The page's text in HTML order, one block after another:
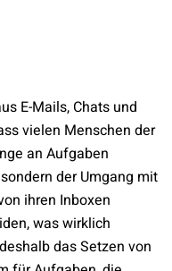
E-Mails, Chats und
vielen Menschen der
an Aufgaben
der Umgang mit
ihren Inboxen
was wirklich
das Setzen von